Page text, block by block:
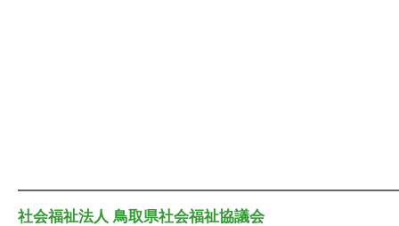
社会福祉法人 鳥取県社会福祉協議会